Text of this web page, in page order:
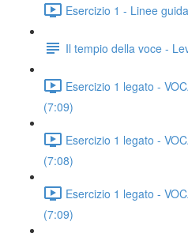
Esercizio 1 - Linee
Il tempio della voce -
Esercizio 1 legato -
(7:09)
Esercizio 1 legato -
(7:08)
Esercizio 1 legato -
(7:09)